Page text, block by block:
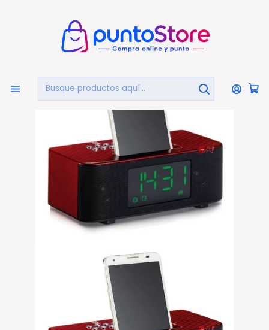
AUDIO Y VIDEO Audio Radio Despertadores
Radio Reloj Con Alarma Y Parlante Bluetooth - Ps